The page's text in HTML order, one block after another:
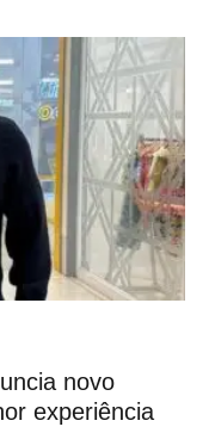
novo
experiência